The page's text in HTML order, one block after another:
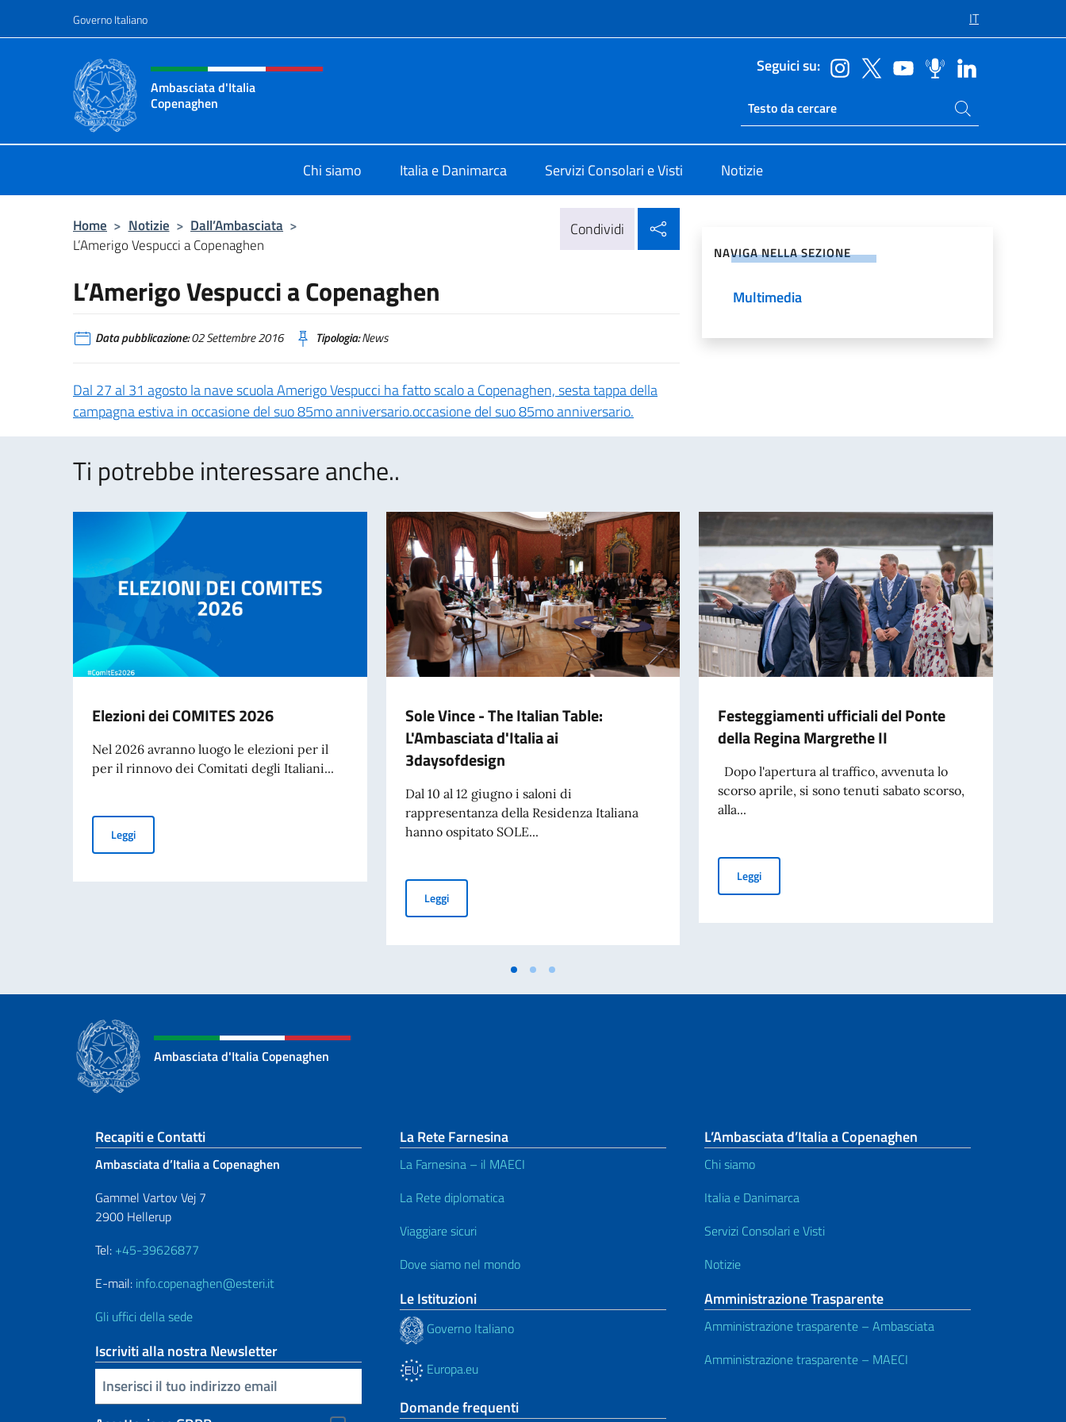
Governo Italiano IT
Intestazione sito, social e menù
Ambasciata d'Italia
Copenaghen
Seguici su:
Ricerca sito live
Cerca nel sito
Chi siamo Italia e Danimarca Servizi Consolari e Visti Notizie
Home > Notizie > Dall’Ambasciata >
L’Amerigo Vespucci a Copenaghen
Condividi
L’Amerigo Vespucci a Copenaghen
Data pubblicazione:02 Settembre 2016 Tipologia:News
Dal 27 al 31 agosto la nave scuola Amerigo Vespucci ha fatto scalo a Copenaghen, sesta tappa della
campagna estiva in occasione del suo 85mo anniversario.occasione del suo 85mo anniversario.
NAVIGA NELLA SEZIONE
Multimedia
Ti potrebbe interessare anche..
Elezioni dei COMITES 2026
Nel 2026 avranno luogo le elezioni per il
per il rinnovo dei Comitati degli Italiani...
LeggiElezioni dei COMITES 2026
Sole Vince - The Italian Table:
L'Ambasciata d'Italia ai
3daysofdesign
Dal 10 al 12 giugno i saloni di
rappresentanza della Residenza Italiana
hanno ospitato SOLE...
LeggiSole Vince - The Italian Table: L'Ambasciata d'Italia ai 3daysofdesign
Festeggiamenti ufficiali del Ponte
della Regina Margrethe II
Dopo l'apertura al traffico, avvenuta lo
scorso aprile, si sono tenuti sabato scorso,
alla...
LeggiFesteggiamenti ufficiali del Ponte della Regina Margrethe II
Ambasciata d'Italia Copenaghen
Sezione footer
Recapiti e Contatti
Ambasciata d’Italia a Copenaghen
Gammel Vartov Vej 7
2900 Hellerup
Tel: +45-39626877
E-mail: info.copenaghen@esteri.it
Gli uffici della sede
Iscriviti alla nostra Newsletter
Inserisci la tua email
La Rete Farnesina
La Farnesina – il MAECI
La Rete diplomatica
Viaggiare sicuri
Dove siamo nel mondo
Le Istituzioni
Governo Italiano
Europa.eu
Domande frequenti
L’Ambasciata d’Italia a Copenaghen
Chi siamo
Italia e Danimarca
Servizi Consolari e Visti
Notizie
Amministrazione Trasparente
Amministrazione trasparente – Ambasciata
Amministrazione trasparente – MAECI